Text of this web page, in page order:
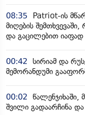
08:35
Patriot-ის
მიღების
და გაცილებით
00:42
სირიამ და
მემორანდუმი
00:02
შვილი გადაარჩინა